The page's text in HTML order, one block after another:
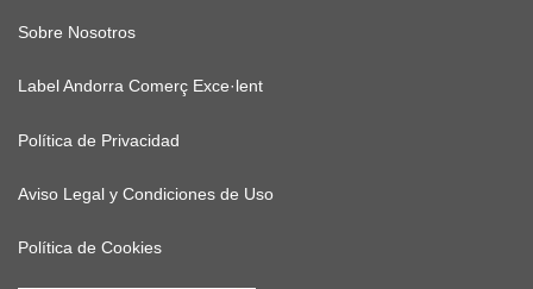
Sobre Nosotros
Label Andorra Comerç Exce·lent
Política de Privacidad
Aviso Legal y Condiciones de Uso
Política de Cookies